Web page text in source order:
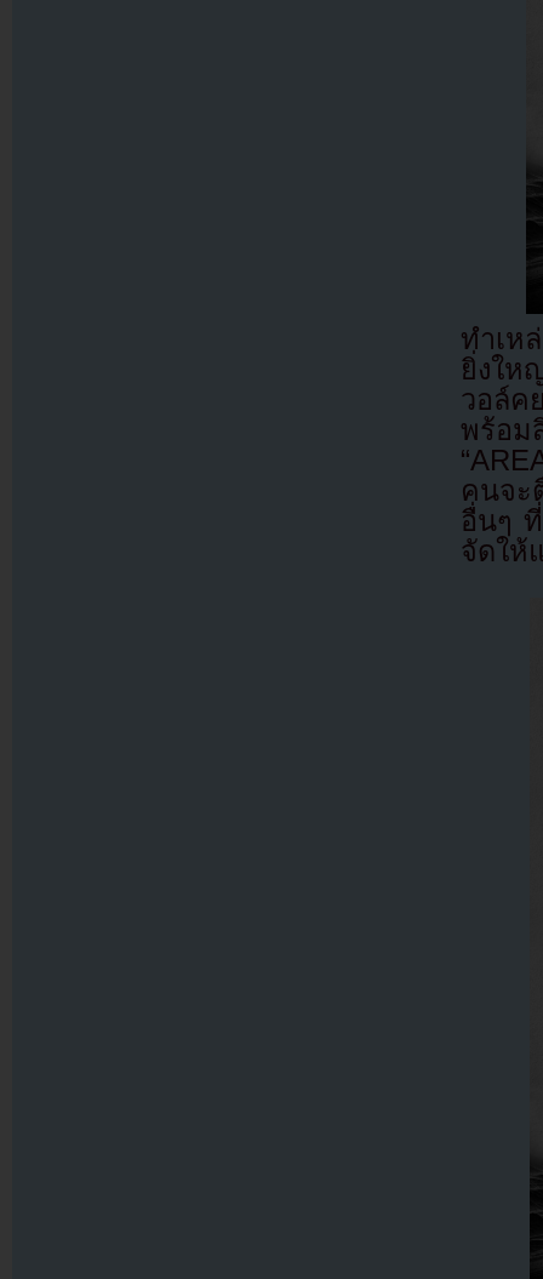
ทำเห
ยิ่งให
วอล์ค
พร้อ
คนจะ
อื่นๆ
จัดให้